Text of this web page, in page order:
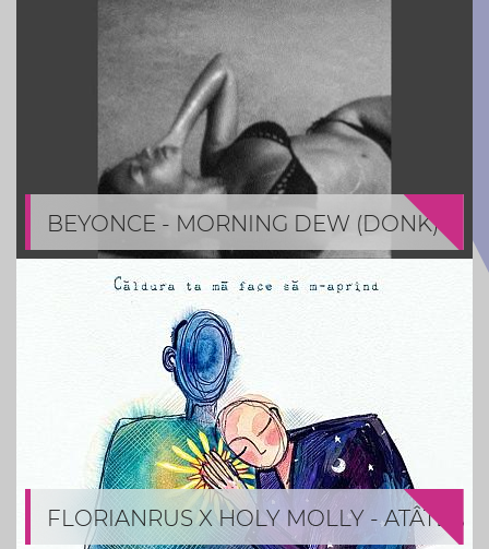
BEYONCE - MORNING DEW (DONK)
FLORIANRUS X HOLY MOLLY - ATÂTEA